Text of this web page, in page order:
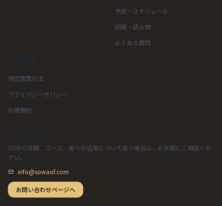
予定・スケジュール
記録・読み物
よくある質問
法的事項
特定商取引法
プライバシーポリシー
利用規約
お問い合わせ
SOWの体験、コース、香りの活用について迷う場合は、お気軽にご相談くだ
さい。
info@sowaof.com
お問い合わせページへ